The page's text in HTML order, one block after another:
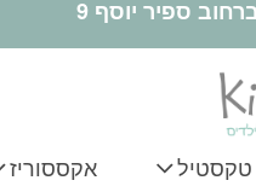
⚡בואו לבקר באולם התצוגה שלנו ברחוב ספיר יוסף 9
טקסטיל אקססוריז